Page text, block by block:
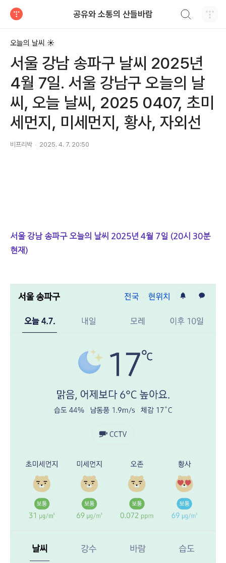
공유와 소통의 산들바람
오늘의 날씨 ☀
서울 강남 송파구 날씨 2025년
4월 7일. 서울 강남구 오늘의 날
씨, 오늘 날씨, 2025 0407, 초미
세먼지, 미세먼지, 황사, 자외선
비프리박 2025. 4. 7. 20:50
서울 강남 송파구 오늘의 날씨 2025년 4월 7일 (20시 30분
현재)